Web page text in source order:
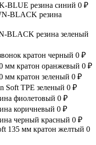
BLUE резина синий 0 ₽
BLACK резина
BLACK резина зеленый
кратон черный 0 ₽
мм кратон оранжевый 0 ₽
мм кратон зеленый 0 ₽
Soft TPE зеленый 0 ₽
фиолетовый 0 ₽
коричневый 0 ₽
черный красный 0 ₽
135 мм кратон желтый 0